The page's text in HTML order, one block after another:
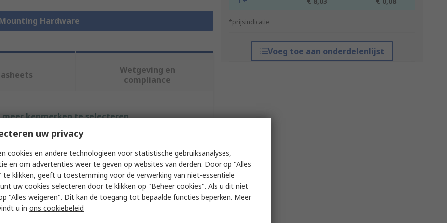
Hardware *prijsindicatie
Voeg toe aan onderdelenlijst
Wetgeving en
compliance
kenmerken te selecteren.
nVent SCHROFF
Set Screw
Front Panels
uw privacy
cookies en andere technologieën voor statistische gebruiksanalyses,
en om advertenties weer te geven op websites van derden. Door op "Alles
te klikken, geeft u toestemming voor de verwerking van niet-essentiële
uw cookies selecteren door te klikken op "Beheer cookies". Als u dit niet
"Alles weigeren". Dit kan de toegang tot bepaalde functies beperken. Meer
u in ons cookiebeleid